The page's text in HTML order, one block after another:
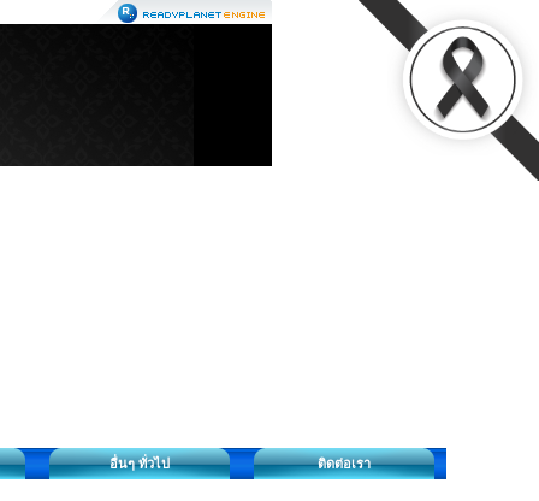
อื่นๆ ทั่วไป ติดต่อเรา